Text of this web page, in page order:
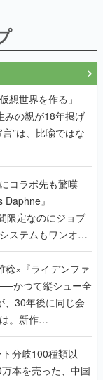
想世界を作る」
の親が18年掲げ
”は、比喩ではな
コラボ先も驚嘆
』
限定なのにジョブ
ステムもワンオフ
ディレクターに聞
稔×『ライデンファ
かつて縦シュー全
、30年後に同じ会
。新作
』で初タッグを組
く開発秘話
分岐100種類以
本を売った、中国